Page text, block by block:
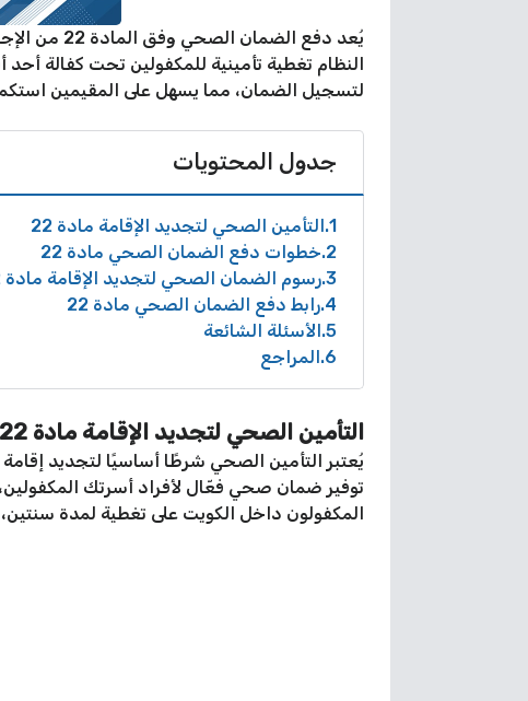
يُعد دفع
النظام تغطية تأمينية للمكفولين تحت كفالة
لتسجيل الضمان، مما يسهل على المقيمين
جدول المحتويات
1 التأمين الصحي لتجديد الإقامة مادة 22
2 خطوات دفع الضمان الصحي مادة 22
3 رسوم الضمان الصحي لتجديد الإقامة مادة 22
4 رابط دفع الضمان الصحي مادة 22
5 الأسئلة الشائعة
6 المراجع
التأمين الصحي لتجديد الإقامة مادة 22
توفير ضمان صحي فعّال لأفراد أسرتك
المكفولون داخل الكويت على تغطية لمدة